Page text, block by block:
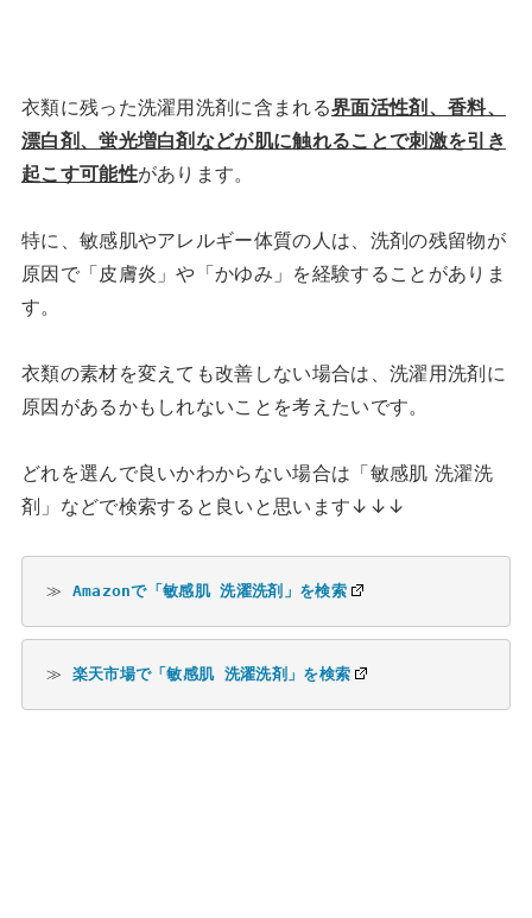
衣類に残った洗濯用洗剤に含まれる界面活性剤、香料、
漂白剤、蛍光増白剤などが肌に触れることで刺激を引き
起こす可能性があります。
特に、敏感肌やアレルギー体質の人は、洗剤の残留物が
原因で「皮膚炎」や「かゆみ」を経験することがありま
す。
衣類の素材を変えても改善しない場合は、洗濯用洗剤に
原因があるかもしれないことを考えたいです。
どれを選んで良いかわからない場合は「敏感肌 洗濯洗
剤」などで検索すると良いと思います↓↓↓
≫ Amazonで「敏感肌 洗濯洗剤」を検索
≫ 楽天市場で「敏感肌 洗濯洗剤」を検索